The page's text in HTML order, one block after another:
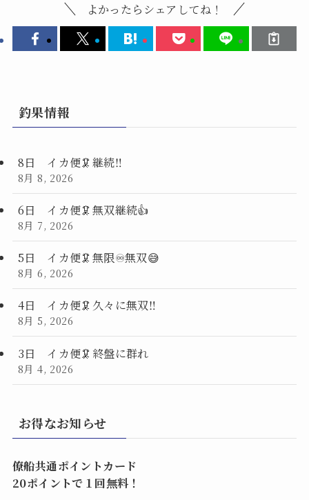
よかったらシェアしてね！
釣果情報
8日 イカ便🦑継続‼️
8月 8, 2026
6日 イカ便🦑無双継続👍
8月 7, 2026
5日 イカ便🦑無限♾️無双😅
8月 6, 2026
4日 イカ便🦑久々に無双‼️
8月 5, 2026
3日 イカ便🦑終盤に群れ
8月 4, 2026
お得なお知らせ
僚船共通ポイントカード
20ポイントで１回無料！